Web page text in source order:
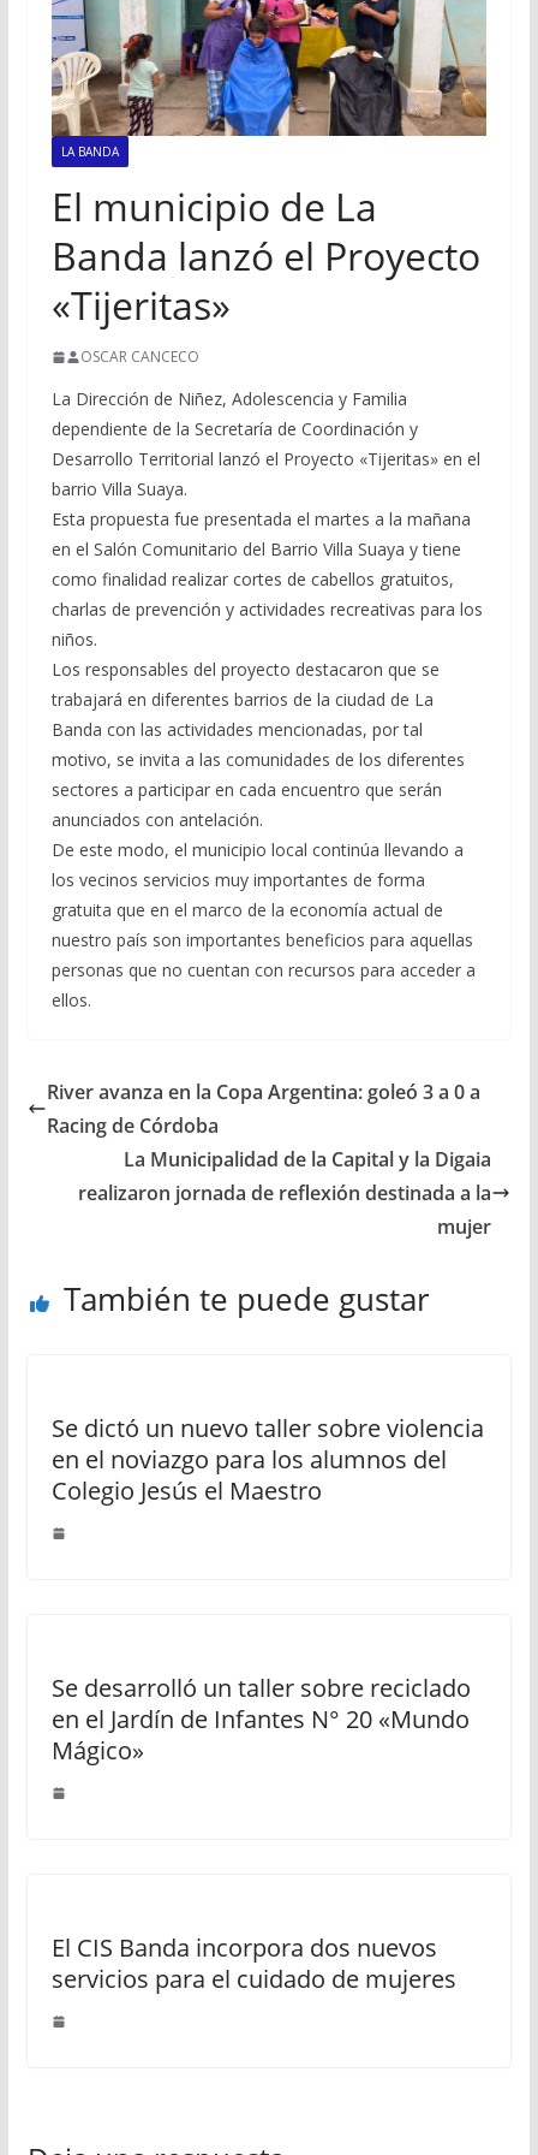
LA BANDA
El municipio de La
Banda lanzó el Proyecto
«Tijeritas»
OSCAR CANCECO
La Dirección de Niñez, Adolescencia y Familia
dependiente de la Secretaría de Coordinación y
Desarrollo Territorial lanzó el Proyecto «Tijeritas» en el
barrio Villa Suaya.
Esta propuesta fue presentada el martes a la mañana
en el Salón Comunitario del Barrio Villa Suaya y tiene
como finalidad realizar cortes de cabellos gratuitos,
charlas de prevención y actividades recreativas para los
niños.
Los responsables del proyecto destacaron que se
trabajará en diferentes barrios de la ciudad de La
Banda con las actividades mencionadas, por tal
motivo, se invita a las comunidades de los diferentes
sectores a participar en cada encuentro que serán
anunciados con antelación.
De este modo, el municipio local continúa llevando a
los vecinos servicios muy importantes de forma
gratuita que en el marco de la economía actual de
nuestro país son importantes beneficios para aquellas
personas que no cuentan con recursos para acceder a
ellos.
River avanza en la Copa Argentina: goleó 3 a 0 a
Racing de Córdoba
La Municipalidad de la Capital y la Digaia
realizaron jornada de reflexión destinada a la
mujer
También te puede gustar
Se dictó un nuevo taller sobre violencia
en el noviazgo para los alumnos del
Colegio Jesús el Maestro
Se desarrolló un taller sobre reciclado
en el Jardín de Infantes N° 20 «Mundo
Mágico»
El CIS Banda incorpora dos nuevos
servicios para el cuidado de mujeres